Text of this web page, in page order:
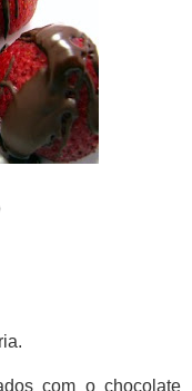
com o chocolate